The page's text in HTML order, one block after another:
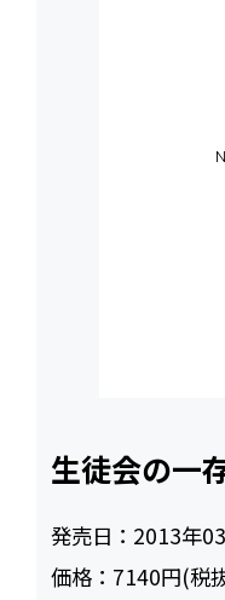
生徒会の一
発売日： 2013年
価格： 7140円(税